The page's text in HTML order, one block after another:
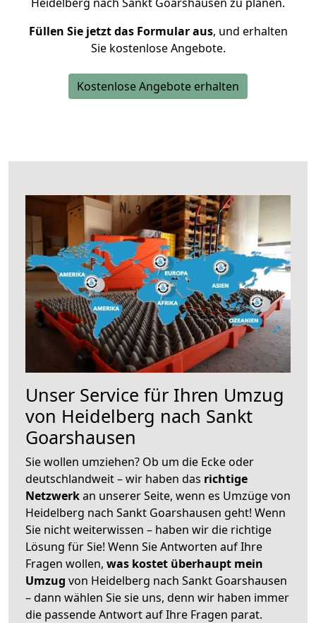
Füllen Sie jetzt das Formular aus, und erhalten
Sie kostenlose Angebote.
Kostenlose Angebote erhalten
Unser Service für Ihren Umzug
von Heidelberg nach Sankt
Goarshausen
Sie wollen umziehen? Ob um die Ecke oder
deutschlandweit – wir haben das richtige
Netzwerkan unserer Seite, wenn es Umzüge von
Heidelberg nach Sankt Goarshausen geht! Wenn
Sie nicht weiterwissen – haben wir die richtige
Lösung für Sie! Wenn Sie Antworten auf Ihre
Fragen wollen, was kostet überhaupt mein
Umzug von Heidelberg nach Sankt Goarshausen
– dann wählen Sie sie uns, denn wir haben immer
die passende Antwort auf Ihre Fragen parat.